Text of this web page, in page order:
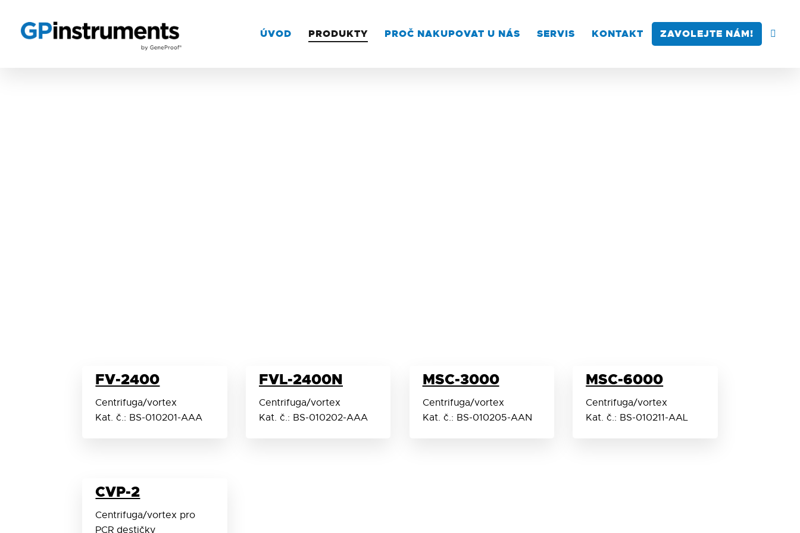
ÚVOD PRODUKTY PROČ NAKUPOVAT U NÁS SERVIS KONTAKT ZAVOLEJTE NÁM!
FV-2400
Centrifuga/vortex
Kat. č.: BS-010201-AAA
FVL-2400N
Centrifuga/vortex
Kat. č.: BS-010202-AAA
MSC-3000
Centrifuga/vortex
Kat. č.: BS-010205-AAN
MSC-6000
Centrifuga/vortex
Kat. č.: BS-010211-AAL
CVP-2
Centrifuga/vortex pro
PCR destičky